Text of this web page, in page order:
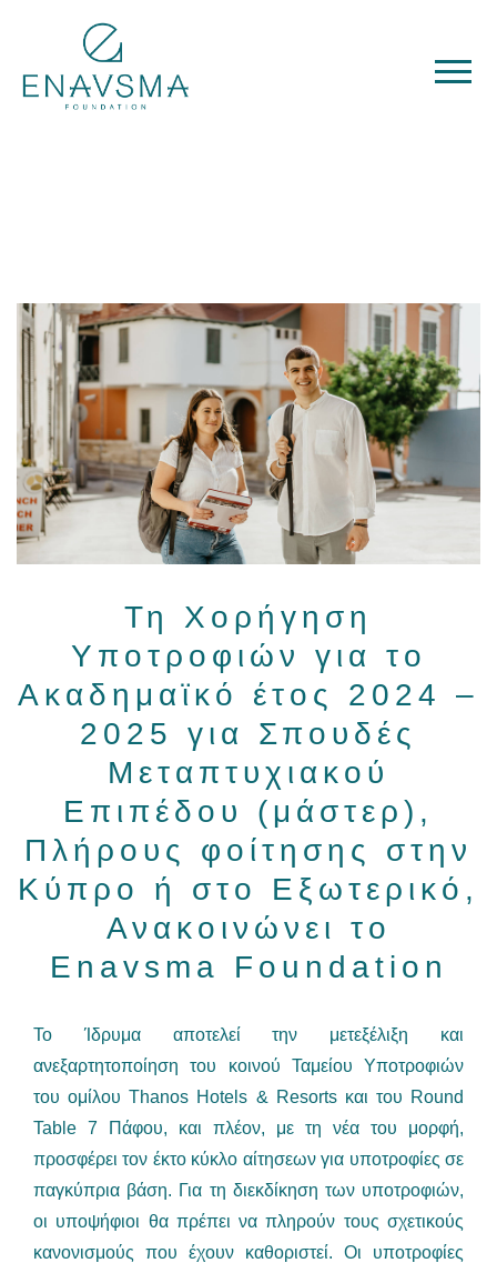
Τη Χορήγηση
Υποτροφιών για το
Ακαδημαϊκό έτος 2024 –
2025 για Σπουδές
Μεταπτυχιακού
Επιπέδου (μάστερ),
Πλήρους φοίτησης στην
Κύπρο ή στο Εξωτερικό,
Ανακοινώνει το
Enavsma Foundation
To Ίδρυμα αποτελεί την μετεξέλιξη και
ανεξαρτητοποίηση του κοινού Ταμείου Υποτροφιών
του ομίλου Thanos Hotels & Resorts και του Round
Table 7 Πάφου, και πλέον, με τη νέα του μορφή,
προσφέρει τον έκτο κύκλο αίτησεων για υποτροφίες σε
παγκύπρια βάση. Για τη διεκδίκηση των υποτροφιών,
οι υποψήφιοι θα πρέπει να πληρούν τους σχετικούς
κανονισμούς που έχουν καθοριστεί. Οι υποτροφίες